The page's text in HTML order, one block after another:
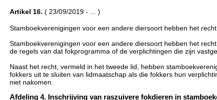
Artikel 16. ( 23/09/2019 - ... )
Stamboekverenigingen voor een andere diersoort hebben het
Stamboekverenigingen voor een andere diersoort hebben het
de regels van dat fokprogramma of de verplichtingen die zijn
Naast het recht, vermeld in het tweede lid, hebben
fokkers uit te sluiten van lidmaatschap als die fokkers hun
niet nakomen.
Afdeling 4. Inschrijving van raszuivere fokdieren in